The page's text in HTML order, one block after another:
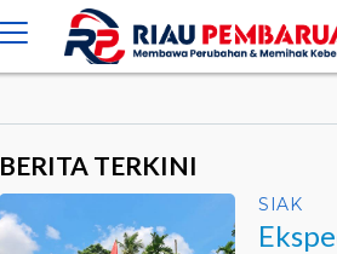
BERITA TERKINI
SIAK